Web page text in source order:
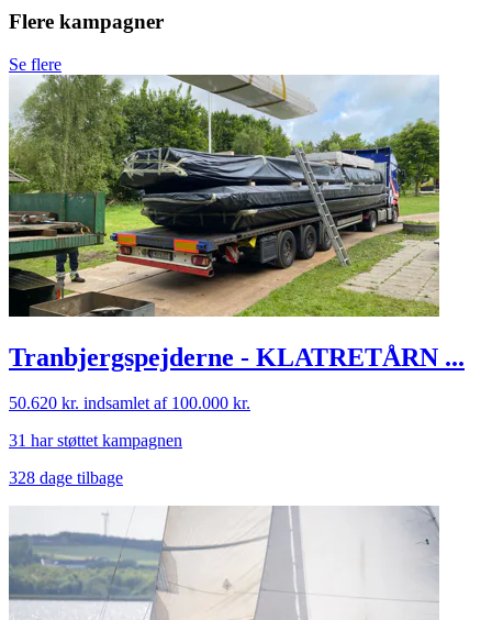
Flere kampagner
Se flere
Tranbjergspejderne - KLATRETÅRN ...
50.620 kr. indsamlet af 100.000 kr.
31 har støttet kampagnen
328 dage tilbage